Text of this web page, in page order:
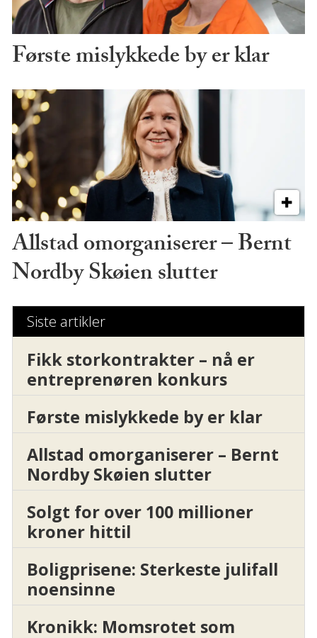
Første mislykkede by er klar
Allstad omorganiserer – Bernt
Nordby Skøien slutter
Siste artikler
Fikk storkontrakter – nå er
entreprenøren konkurs
Første mislykkede by er klar
Allstad omorganiserer – Bernt
Nordby Skøien slutter
Solgt for over 100 millioner
kroner hittil
Boligprisene: Sterkeste julifall
noensinne
Kronikk: Momsrotet som